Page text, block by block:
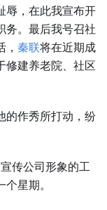
辱，在此我宣布开
务。最后我号召社
秦联将在近期成
修建养老院、社区
的作秀所打动，纷
传公司形象的工
星期。